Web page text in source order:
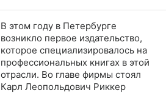
В этом году в Петербурге
возникло первое издательство,
которое специализировалось на
профессиональных книгах в этой
отрасли. Во главе фирмы стоял
Карл Леопольдович Риккер